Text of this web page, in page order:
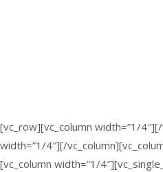
[vc_row][vc_column width=”1/
width=”1/4″][/
[vc_column width=”1/